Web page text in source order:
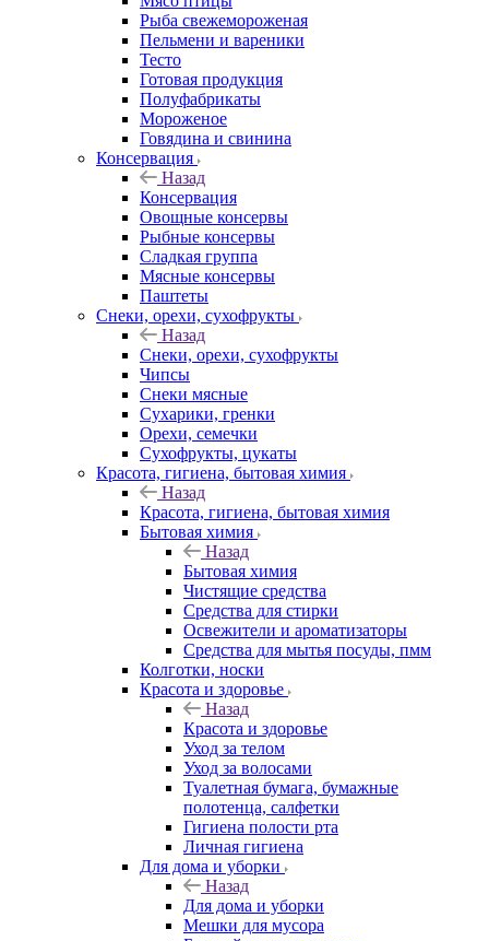
Рыба свежемороженая
Пельмени и вареники
Тесто
Готовая продукция
Полуфабрикаты
Мороженое
Говядина и свинина
Консервация
Назад
Консервация
Овощные консервы
Рыбные консервы
Сладкая группа
Мясные консервы
Паштеты
Снеки, орехи, сухофрукты
Назад
Снеки, орехи, сухофрукты
Чипсы
Снеки мясные
Сухарики, гренки
Орехи, семечки
Сухофрукты, цукаты
Красота, гигиена, бытовая химия
Назад
Красота, гигиена, бытовая химия
Бытовая химия
Назад
Бытовая химия
Чистящие средства
Средства для стирки
Освежители и ароматизаторы
Средства для мытья посуды, пмм
Колготки, носки
Красота и здоровье
Назад
Красота и здоровье
Уход за телом
Уход за волосами
Туалетная бумага, бумажные
полотенца, салфетки
Гигиена полости рта
Личная гигиена
Для дома и уборки
Назад
Для дома и уборки
Мешки для мусора